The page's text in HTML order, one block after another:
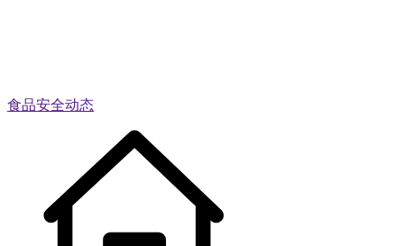
食品安全动态